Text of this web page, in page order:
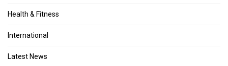
Health & Fitness
International
Latest News